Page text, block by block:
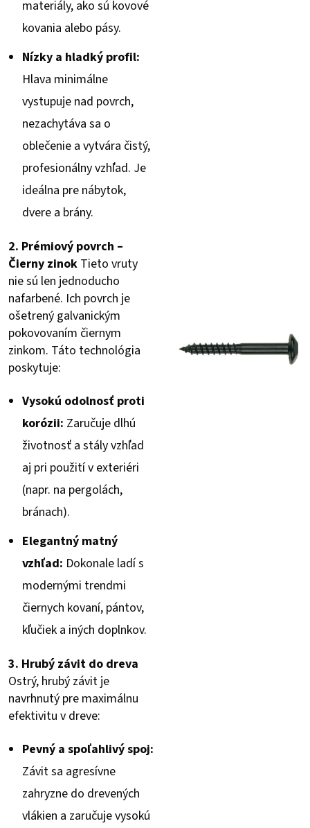
materiály, ako sú kovové
kovania alebo pásy.
Nízky a hladký profil:
Hlava minimálne
vystupuje nad povrch,
nezachytáva sa o
oblečenie a vytvára čistý,
profesionálny vzhľad. Je
ideálna pre nábytok,
dvere a brány.
2. Prémiový povrch –
Čierny zinok Tieto vruty
nie sú len jednoducho
nafarbené. Ich povrch je
ošetrený galvanickým
pokovovaním čiernym
zinkom. Táto technológia
poskytuje:
Vysokú odolnosť proti
korózii: Zaručuje dlhú
životnosť a stály vzhľad
aj pri použití v exteriéri
(napr. na pergolách,
bránach).
Elegantný matný
vzhľad: Dokonale ladí s
modernými trendmi
čiernych kovaní, pántov,
kľučiek a iných doplnkov.
3. Hrubý závit do dreva
Ostrý, hrubý závit je
navrhnutý pre maximálnu
efektivitu v dreve:
Pevný a spoľahlivý spoj:
Závit sa agresívne
zahryzne do drevených
vlákien a zaručuje vysokú